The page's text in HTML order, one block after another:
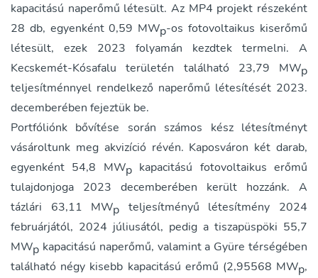
kapacitású naperőmű létesült. Az MP4 projekt részeként
28 db, egyenként 0,59 MWp-os fotovoltaikus kiserőmű
létesült, ezek 2023 folyamán kezdtek termelni. A
Kecskemét-Kósafalu területén található 23,79 MWp
teljesítménnyel rendelkező naperőmű létesítését 2023.
decemberében fejeztük be.
Portfóliónk bővítése során számos kész létesítményt
vásároltunk meg akvizíció révén. Kaposváron két darab,
egyenként 54,8 MWpkapacitású fotovoltaikus erőmű
tulajdonjoga 2023 decemberében került hozzánk. A
tázlári 63,11 MWp teljesítményű létesítmény 2024
februárjától, 2024 júliusától, pedig a tiszapüspöki 55,7
MWp kapacitású naperőmű, valamint a Gyüre térségében
található négy kisebb kapacitású erőmű (2,95568 MWp,